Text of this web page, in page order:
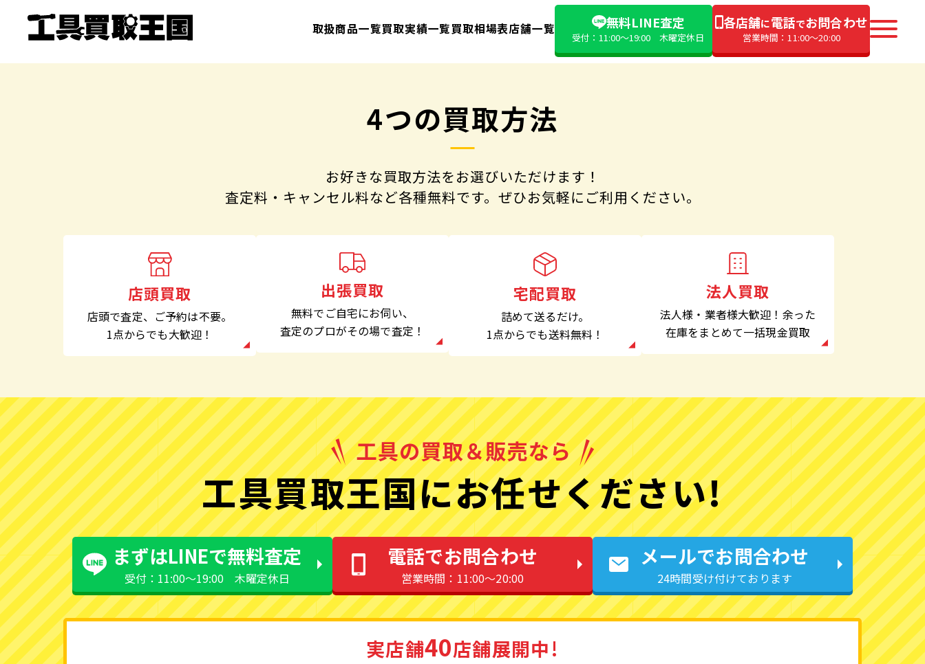
取扱商品一覧買取実績一覧買取相場表店舗一覧 無料LINE査定
受付：11:00〜19:00 木曜定休日
各店舗に電話でお問合わせ
営業時間：11:00〜20:00
4つの買取方法
お好きな買取方法をお選びいただけます！
査定料・キャンセル料など各種無料です。 ぜひお気軽にご利用ください。
店頭買取
店頭で査定、 ご予約は不要。
1点からでも大歓迎！
出張買取
無料でご自宅にお伺い、
査定のプロがその場で査定！
宅配買取
詰めて送るだけ。
1点からでも送料無料！
法人買取
法人様・業者様大歓迎！余った
在庫をまとめて一括現金買取
工具買取王国にお任せください!
まずはLINEで無料査定
受付：11:00〜19:00 木曜定休日
電話でお問合わせ
営業時間：11:00〜20:00
メールでお問合わせ
24時間受け付けております
実店舗40店舗展開中!